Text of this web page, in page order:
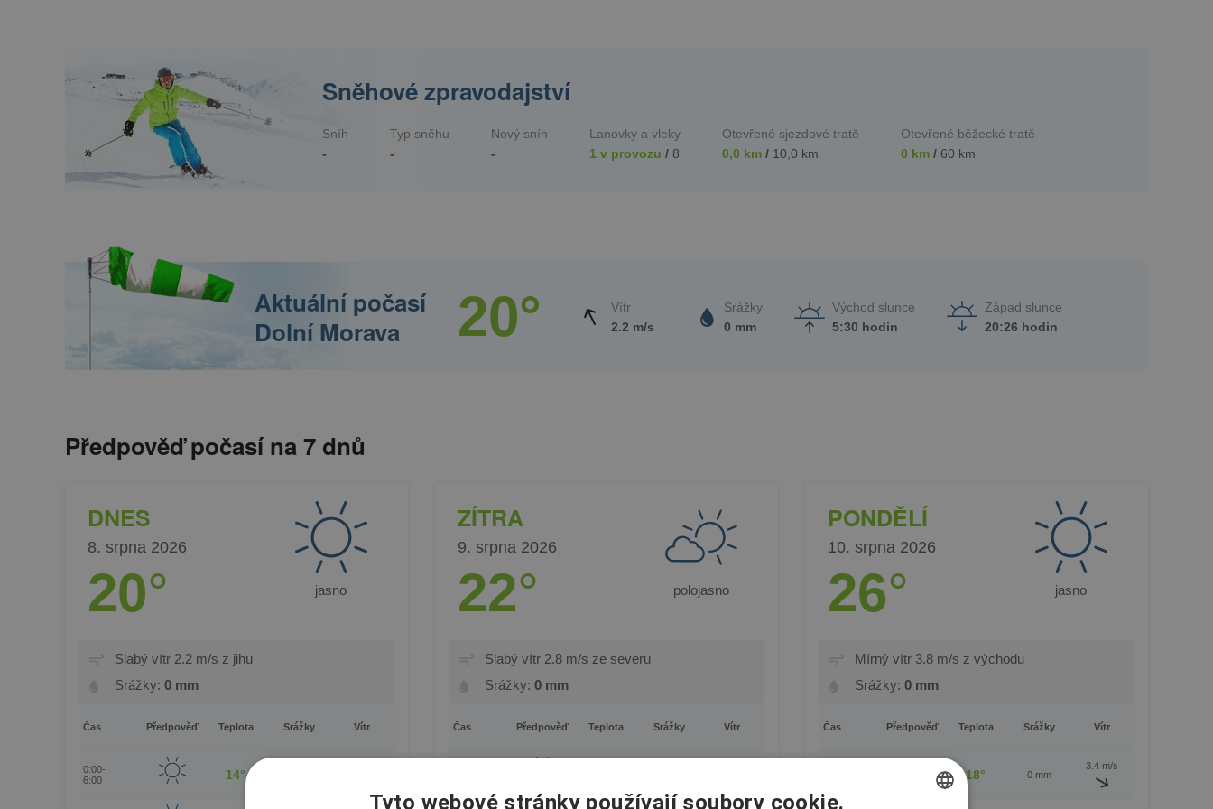
Sněhové zpravodajství
Sníh
-
Typ sněhu
-
Nový sníh
-
Lanovky a vleky
1 v provozu / 8
Otevřené sjezdové tratě
0,0 km / 10,0 km
Otevřené běžecké tratě
0 km / 60 km
Aktuální počasí
Dolní Morava
20°
Vítr
2.2 m/s
Srážky
0 mm
Východ slunce
5:30 hodin
Západ slunce
20:26 hodin
Předpověď počasí na 7 dnů
jasno
DNES
8. srpna 2026
20°
Slabý vítr 2.2 m/s z jihu
Srážky: 0 mm
Čas Předpověď Teplota Srážky Vítr
0:00-
6:00
14°
polojasno
ZÍTRA
9. srpna 2026
22°
Slabý vítr 2.8 m/s ze severu
Srážky: 0 mm
Čas Předpověď Teplota Srážky Vítr
jasno
PONDĚLÍ
10. srpna 2026
26°
Mírný vítr 3.8 m/s z východu
Srážky: 0 mm
Čas Předpověď Teplota Srážky Vítr
18° 0 mm
3.4 m/s
Tyto webové stránky používají soubory cookie.